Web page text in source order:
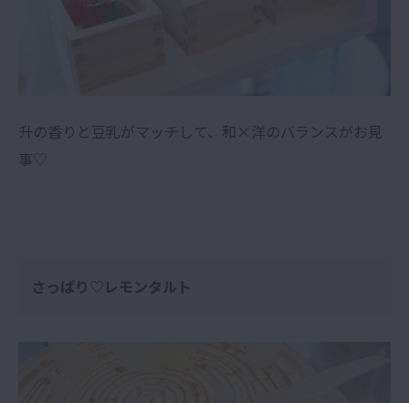
升の香りと豆乳がマッチして、和×洋のバランスがお見
事♡
さっぱり♡レモンタルト